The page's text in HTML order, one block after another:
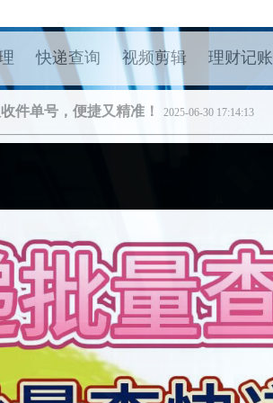
快递查询 视频剪辑 理财记账
件单号，便捷又精准！ 2025-06-30 17:14:13